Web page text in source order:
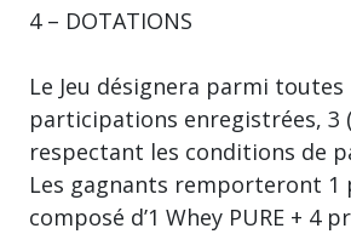
4 – DOTATIONS
Le Jeu désignera parmi toutes
participations enregistrées, 3
respectant les conditions de
Les gagnants remporteront
composé d’1 Whey PURE + 4